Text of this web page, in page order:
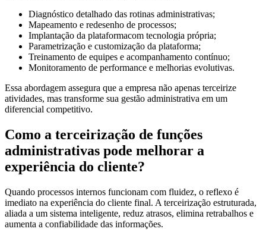
Diagnóstico detalhado das rotinas administrativas;
Mapeamento e redesenho de processos;
Implantação da plataformacom tecnologia própria;
Parametrização e customização da plataforma;
Treinamento de equipes e acompanhamento contínuo;
Monitoramento de performance e melhorias evolutivas.
Essa abordagem assegura que a empresa não apenas terceirize
atividades, mas transforme sua gestão administrativa em um
diferencial competitivo.
Como a terceirização de funções
administrativas pode melhorar a
experiência do cliente?
Quando processos internos funcionam com fluidez, o reflexo é
imediato na experiência do cliente final. A terceirização estruturada,
aliada a um sistema inteligente, reduz atrasos, elimina retrabalhos e
aumenta a confiabilidade das informações.